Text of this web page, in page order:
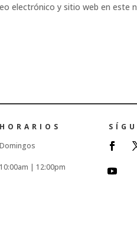
electrónico y sitio web en este
HORARIOS
Domingos
10:00am | 12:00pm